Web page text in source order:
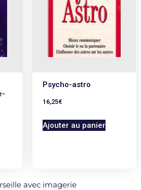
Psycho-astro
16,25€
Ajouter au panier
avec imagerie